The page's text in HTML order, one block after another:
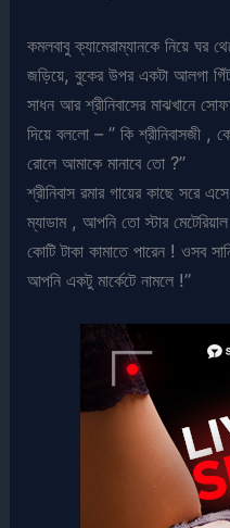
কমলবাবু ক্যামেরাম্যানকে নিয়ে ঘর
জড়িয়ে, বুকের উপর একটা আলগা গিঁট
সাধন আর শ্রীনিবাসের মাঝখানে
দিয়ে বললো – ” কি শ্রীনিবাসজী
রোলে আমাকে মানাবে তো ?”
শ্রীনিবাস রমার গায়ের কাছে সরে
ম্যাডাম , আপনি তো স্টার
কোটি টাকা কামাতে পারেন ! ওসব
আপনি একটু মার্কেটে নামলে !”